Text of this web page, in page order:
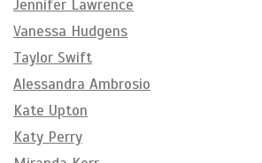
Jennifer Lawrence
Vanessa Hudgens
Taylor Swift
Alessandra Ambrosio
Kate Upton
Katy Perry